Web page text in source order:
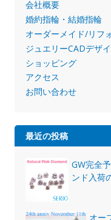
会社概要
婚約指輪・結婚指輪
オーダーメイド/リフ
ジュエリーCADデザ
ショッピング
アクセス
お問い合わせ
最近の投稿
GW完全
ンド入荷
オー